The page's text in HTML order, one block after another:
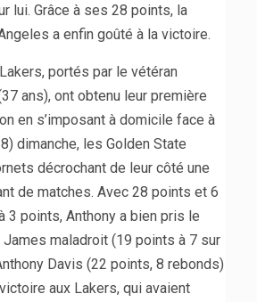
lui. Grâce à ses 28 points, la
a enfin goûté à la victoire.
portés par le vétéran
ans), ont obtenu leur première
en s’imposant à domicile face à
dimanche, les Golden State
décrochant de leur côté une
de matches. Avec 28 points et 6
3 points, Anthony a bien pris le
James maladroit (19 points à 7 sur
Davis (22 points, 8 rebonds)
aux Lakers, qui avaient